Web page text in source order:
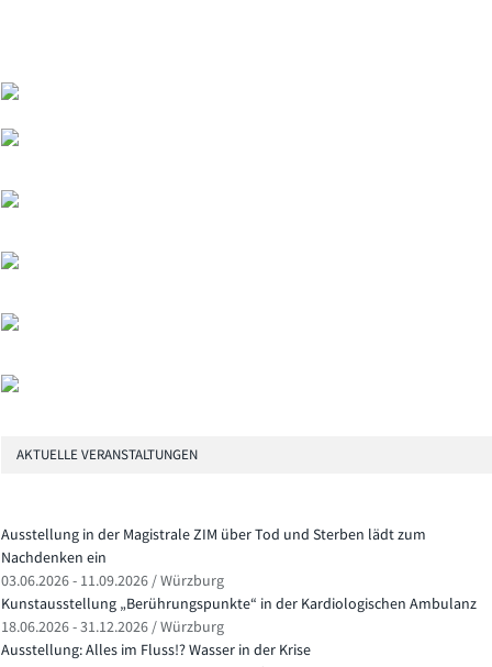
AKTUELLE VERANSTALTUNGEN
Ausstellung in der Magistrale ZIM über Tod und Sterben lädt zum
Nachdenken ein
03.06.2026 - 11.09.2026 / Würzburg
Kunstausstellung „Berührungspunkte“ in der Kardiologischen Ambulanz
18.06.2026 - 31.12.2026 / Würzburg
Ausstellung: Alles im Fluss!? Wasser in der Krise